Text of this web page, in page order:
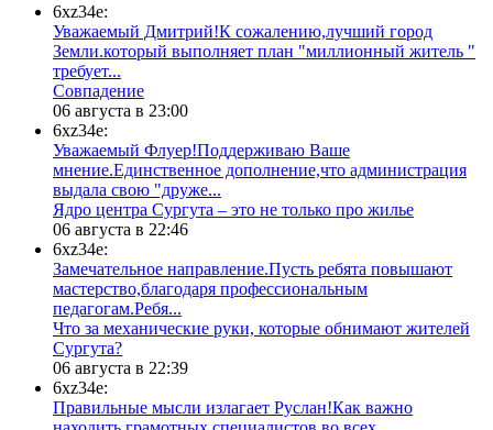
6xz34e:
Уважаемый Дмитрий!К сожалению,лучший город
Земли.который выполняет план "миллионный житель "
требует...
​Совпадение
06 августа в 23:00
6xz34e:
Уважаемый Флуер!Поддерживаю Ваше
мнение.Единственное дополнение,что администрация
выдала свою "друже...
​Ядро центра Сургута ‒ это не только про жилье
06 августа в 22:46
6xz34e:
Замечательное направление.Пусть ребята повышают
мастерство,благодаря профессиональным
педагогам.Ребя...
​Что за механические руки, которые обнимают жителей
Сургута?
06 августа в 22:39
6xz34e:
Правильные мысли излагает Руслан!Как важно